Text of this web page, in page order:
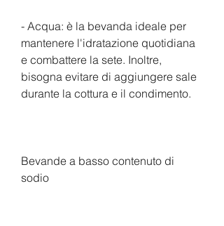
- Acqua: è la bevanda ideale per
mantenere l'idratazione quotidiana
e combattere la sete. Inoltre,
bisogna evitare di aggiungere sale
durante la cottura e il condimento.
Bevande a basso contenuto di
sodio